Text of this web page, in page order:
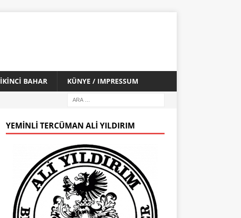
İKİNCİ BAHAR KÜNYE / IMPRESSUM
YEMINLI TERCÜMAN ALI YILDIRIM